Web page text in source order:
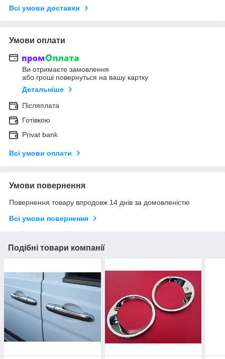
Всі умови доставки
Умови оплати
Ви отримаєте замовлення
або гроші повернуться на вашу картку
Детальніше
Післяплата
Готівкою
Privat bank
Всі умови оплати
Умови повернення
Повернення товару впродовж 14 днів за домовленістю
Всі умови повернення
Подібні товари компанії